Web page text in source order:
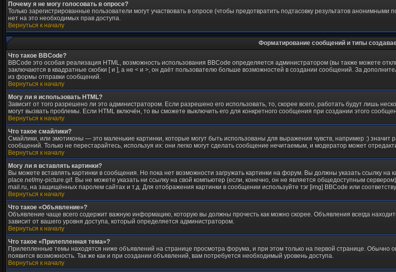
Почему я не могу голосовать в опросе?
Только зарегистрированные пользователи могут участвовать в опросе (чтобы предотвратить подтасовку результатов
нет на это необходимых прав доступа.
Вернуться к началу
Форматирование сообщений и типы
Что такое BBCode?
BBCode это особая реализация HTML, возможность использования BBCode определяется администратором (вы также можете
заключаются в квадратные скобки [ и ], а не < и >, он даёт пользователю больше возможностей в создании сообщений. За
из формы отправки сообщений.
Вернуться к началу
Могу ли я использовать HTML?
Зависит от того разрешено ли это администратором. Если разрешено его использовать, то, скорее всего, работать будут лишь
могут вызвать проблемы. Если HTML включён, то вы сможете выключить его для конкретного сообщения при создании этого
Вернуться к началу
Что такое смайлики?
Смайлики, или эмотиконы — это маленькие картинки, которые могут быть использованы для выражения чувств, например :) значит
сообщений. Только не перестарайтесь, используя их: они легко могут сделать сообщение нечитаемым, и модератор может
Вернуться к началу
Могу ли я вставлять картинки?
Вы можете вставлять картинки в сообщения. Но пока нет возможности загружать картинки на форум. Вы должны указать ссылку
place.net/my-picture.gif. Вы не можете указать ни ссылку на свой компьютер (если, конечно, он не является общедоступным
mail.ru, на защищённых паролем сайтах и т.д. Для отображения картинки в сообщении используйте тэг [img] BBCode или
Вернуться к началу
Что такое «Объявление»?
Объявление чаще всего содержит важную информацию, которую вы должны прочесть как можно скорее. Объявления всегда
зависит от вашего уровня доступа, который определяется администратором.
Вернуться к началу
Что такое «Прилепленная тема»?
Прилепленные темы находятся ниже объявлений на странице просмотра форума, и при этом только на первой странице. Обычно
появится возможность. Так же как и при создании объявлений, вам потребуется необходимый уровень доступа.
Вернуться к началу